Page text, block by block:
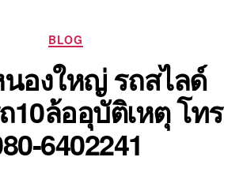
ยก
ของ
หนัก
ติดต่อ
0818900005,
0640711613,
0800628488
Categories
BLOG
องใหญ่ รถสไลด์
10ล้ออุบัติเหตุ โทร
6402241